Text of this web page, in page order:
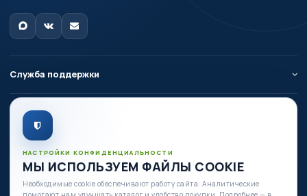
Служба поддержки
О компании
Личный кабинет
Есть вопросы по оборудованию?
НАСТРОЙКИ КОНФИДЕНЦИАЛЬНОСТИ
МЫ ИСПОЛЬЗУЕМ ФАЙЛЫ COOKIE
Необходимые cookie обеспечивают работу сайта. Аналитические